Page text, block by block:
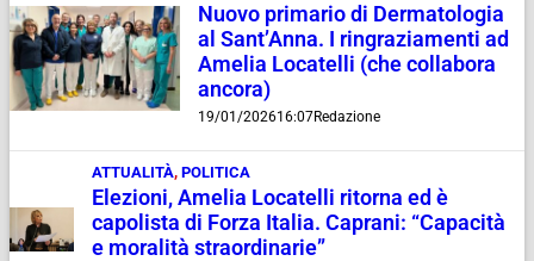
Nuovo primario di Dermatologia
al Sant’Anna. I ringraziamenti ad
Amelia Locatelli (che collabora
ancora)
19/01/202616:07Redazione
ATTUALITÀ, POLITICA
Elezioni, Amelia Locatelli ritorna ed è
capolista di Forza Italia. Caprani: “Capacità
e moralità straordinarie”